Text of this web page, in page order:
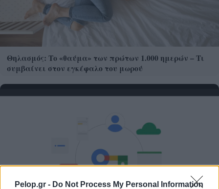
Pelop.gr - Do Not Process My Personal Information
Θηλασμός: Το «θαύμα» των πρώτων 1.000 ημερών – Τι
συμβαίνει στον εγκέφαλο του μωρού